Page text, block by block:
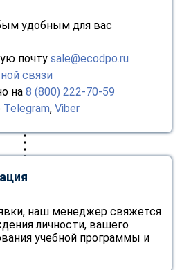
удобным для вас
почту sale@ecodpo.ru
связи
на 8 (800) 222-70-59
Telegram, Viber
наш менеджер свяжется
личности, вашего
учебной программы и